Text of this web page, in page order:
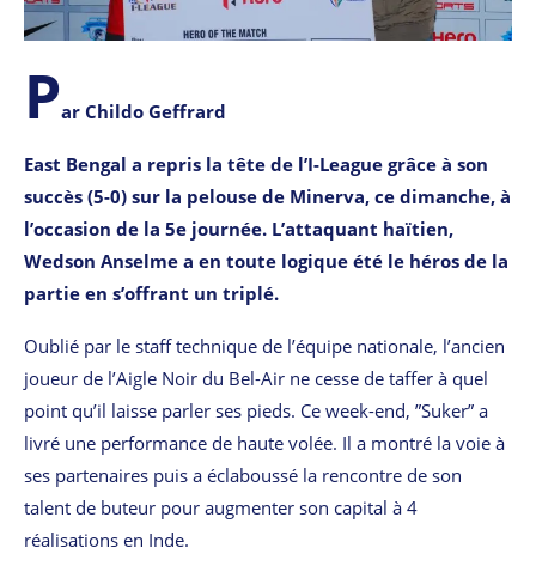
Par Childo Geffrard
East Bengal a repris la tête de l’I-League grâce à son
succès (5-0) sur la pelouse de Minerva, ce dimanche, à
l’occasion de la 5e journée. L’attaquant haïtien,
Wedson Anselme a en toute logique été le héros de la
partie en s’offrant un triplé.
Oublié par le staff technique de l’équipe nationale, l’ancien
joueur de l’Aigle Noir du Bel-Air ne cesse de taffer à quel
point qu’il laisse parler ses pieds. Ce week-end, ”Suker” a
livré une performance de haute volée. Il a montré la voie à
ses partenaires puis a éclaboussé la rencontre de son
talent de buteur pour augmenter son capital à 4
réalisations en Inde.